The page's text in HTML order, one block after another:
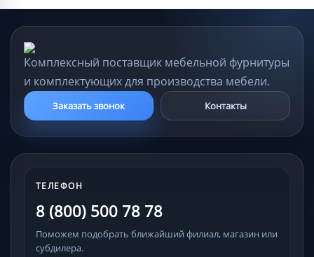
Комплексный поставщик мебельной фурнитуры
и комплектующих для производства мебели.
Заказать звонок Контакты
ТЕЛЕФОН
8 (800) 500 78 78
Поможем подобрать ближайший филиал, магазин или
субдилера.